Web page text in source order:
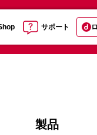
サポート
製品